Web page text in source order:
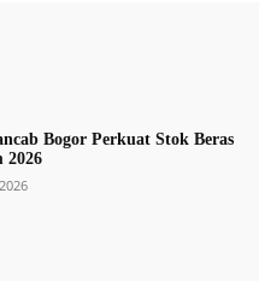
Bogor Perkuat Stok Beras
2026